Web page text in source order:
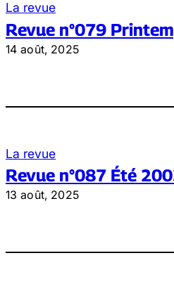
La revue
Revue n°079
14 août, 2025
La revue
Revue n°087 Été
13 août, 2025